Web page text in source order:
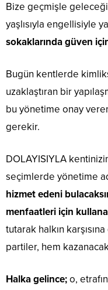
Bize geçmişle
yaşlısıyla engellisiyle
sokaklarında güven
Bugün kentlerde
uzaklaştıran bir
bu yönetime onay
gerekir.
DOLAYISIYLA
seçimlerde yönetime
hizmet edeni
menfaatleri için
tutarak halkın
partiler, hem
Halka gelince;o,